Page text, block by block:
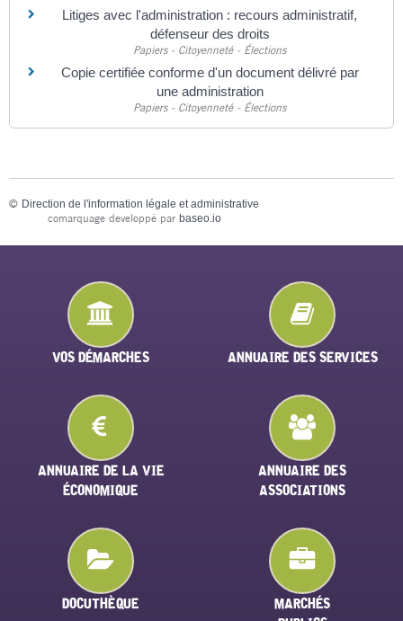
Litiges avec l'administration : recours administratif,
défenseur des droits
Papiers - Citoyenneté - Élections
Copie certifiée conforme d'un document délivré par
une administration
Papiers - Citoyenneté - Élections
© Direction de l'information légale et administrative
comarquage developpé par baseo.io
VOS DÉMARCHES ANNUAIRE DES SERVICES
ANNUAIRE DE LA VIE
ÉCONOMIQUE
ANNUAIRE DES
ASSOCIATIONS
DOCUTHÈQUE
MARCHÉS